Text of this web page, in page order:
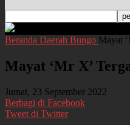
Beranda Daerah Bungo Mayat
Mayat ‘Mr X’
Jumat, 23 September 2022
Berbagi di Facebook
Tweet di Twitter